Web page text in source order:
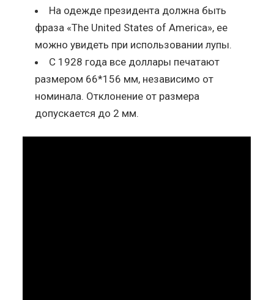
На одежде президента должна быть
фраза «The United States of America», ее
можно увидеть при использовании лупы.
С 1928 года все доллары печатают
размером 66*156 мм, независимо от
номинала. Отклонение от размера
допускается до 2 мм.